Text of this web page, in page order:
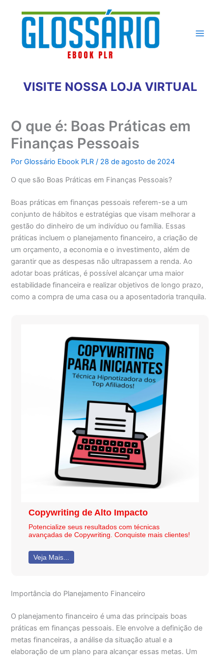
conteúdo
VISITE NOSSA LOJA VIRTUAL
O que é: Boas Práticas em
Finanças Pessoais
PorGlossário Ebook PLR/ 28 de agosto de 2024
O que são Boas Práticas em Finanças Pessoais?
Boas práticas em finanças pessoais referem-se a um
conjunto de hábitos e estratégias que visam melhorar a
gestão do dinheiro de um indivíduo ou família. Essas
práticas incluem o planejamento financeiro, a criação de
um orçamento, a economia e o investimento, além de
garantir que as despesas não ultrapassem a renda. Ao
adotar boas práticas, é possível alcançar uma maior
estabilidade financeira e realizar objetivos de longo prazo,
como a compra de uma casa ou a aposentadoria tranquila.
Copywriting de Alto Impacto
Potencialize seus resultados com técnicas
avançadas de Copywriting. Conquiste mais clientes!
Veja Mais...
Importância do Planejamento Financeiro
O planejamento financeiro é uma das principais boas
práticas em finanças pessoais. Ele envolve a definição de
metas financeiras, a análise da situação atual e a
elaboração de um plano para alcançar essas metas. Um